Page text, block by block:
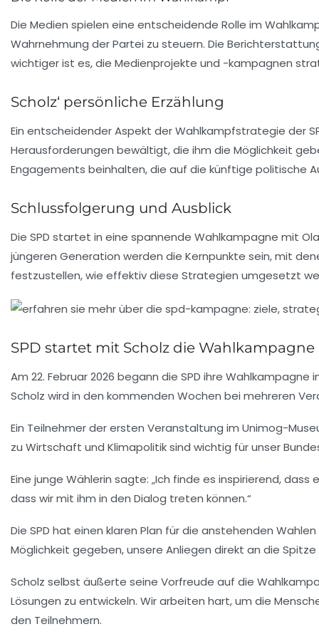
Die Medien spielen eine entscheidende Rolle im
Wahrnehmung der Partei zu steuern. Die
wichtiger ist es, die Medienprojekte und -kampagnen
Scholz‘ persönliche Erzählung
Ein entscheidender Aspekt der Wahlkampfstrategie der
Herausforderungen bewältigt, die ihm die Möglichkeit
Engagements beinhalten, die auf die künftige politische
Schlussfolgerung und Ausblick
Die SPD startet in eine spannende Wahlkampagne mit
jüngeren Generation werden die Kernpunkte sein, mit
festzustellen, wie effektiv diese Strategien umgesetzt
SPD startet mit Scholz die Wahlkampagne
Am 22. Februar 2026 begann die SPD ihre Wahlkampagne
Scholz wird in den kommenden Wochen bei mehreren
Ein Teilnehmer der ersten Veranstaltung im Unimog-
zu Wirtschaft und Klimapolitik sind wichtig für unser
Eine junge Wählerin sagte: „Ich finde es inspirierend,
dass wir mit ihm in den Dialog treten können.“
Die SPD hat einen klaren Plan für die anstehenden
Möglichkeit gegeben, unsere Anliegen direkt an die
Scholz selbst äußerte seine Vorfreude auf die
Lösungen zu entwickeln. Wir arbeiten hart, um die
den Teilnehmern.